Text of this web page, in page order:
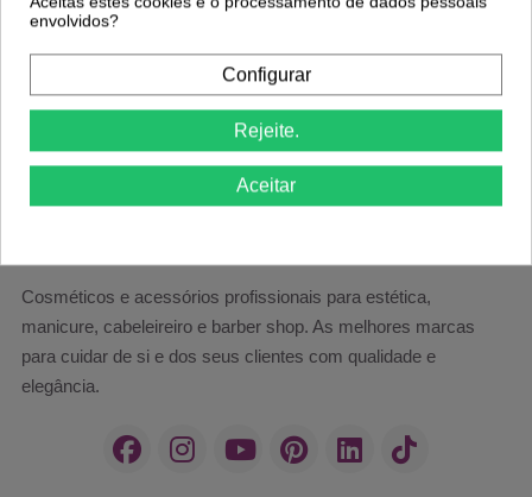
coloque o nº telemóvel para um melhor
ou Devoluções. VerPolitica de
Cosméticos e acessórios profissionais para estética,
manicure, cabeleireiro e barber shop. As melhores marcas
para cuidar de si e dos seus clientes com qualidade e
elegância.
envolvidos?
Configurar
Rejeite.
Aceitar